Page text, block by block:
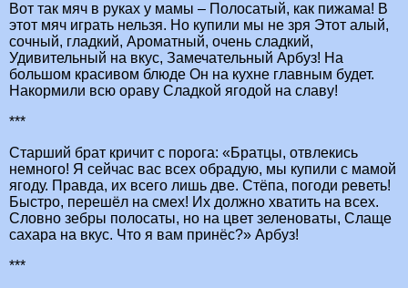
Вот так мяч в руках у мамы – Полосатый, как пижама! В
этот мяч играть нельзя. Но купили мы не зря Этот алый,
сочный, гладкий, Ароматный, очень сладкий,
Удивительный на вкус, Замечательный Арбуз! На
большом красивом блюде Он на кухне главным будет.
Накормили всю ораву Сладкой ягодой на славу!
***
Старший брат кричит с порога: «Братцы, отвлекись
немного! Я сейчас вас всех обрадую, мы купили с мамой
ягоду. Правда, их всего лишь две. Стёпа, погоди реветь!
Быстро, перешёл на смех! Их должно хватить на всех.
Словно зебры полосаты, но на цвет зеленоваты, Слаще
сахара на вкус. Что я вам принёс?» Арбуз!
***